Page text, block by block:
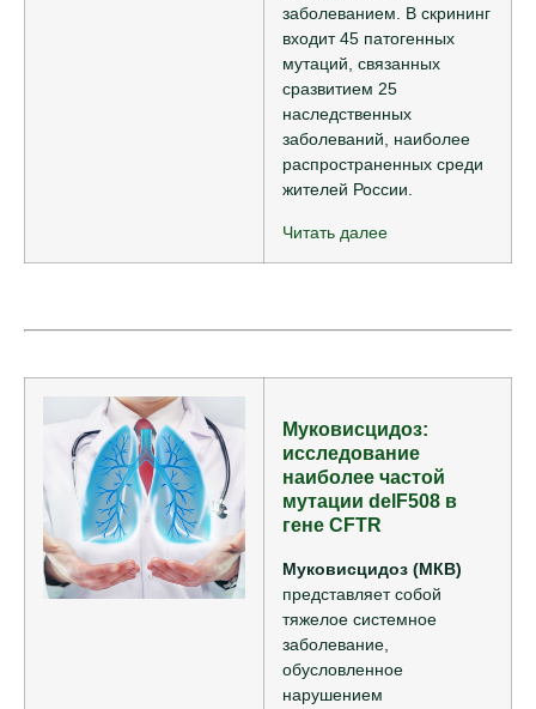
заболеванием. В скрининг
входит 45 патогенных
мутаций, связанных
сразвитием 25
наследственных
заболеваний, наиболее
распространенных среди
жителей России.
Читать далее
Муковисцидоз:
исследование
наиболее частой
мутации delF508 в
гене CFTR
Муковисцидоз (МКВ)
представляет собой
тяжелое системное
заболевание,
обусловленное
нарушением